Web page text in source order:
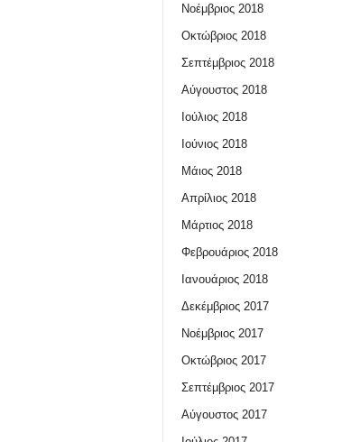
Νοέμβριος 2018
Οκτώβριος 2018
Σεπτέμβριος 2018
Αύγουστος 2018
Ιούλιος 2018
Ιούνιος 2018
Μάιος 2018
Απρίλιος 2018
Μάρτιος 2018
Φεβρουάριος 2018
Ιανουάριος 2018
Δεκέμβριος 2017
Νοέμβριος 2017
Οκτώβριος 2017
Σεπτέμβριος 2017
Αύγουστος 2017